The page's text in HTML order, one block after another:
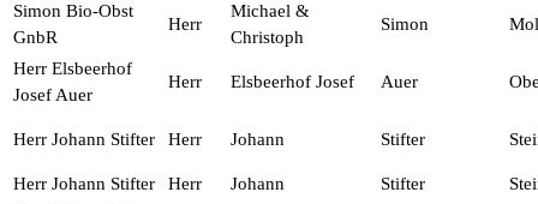
Simon Bio-Obst
GnbR
Herr
Michael &
Christoph
Simon
Herr Elsbeerhof
Josef Auer
Herr Elsbeerhof Josef Auer
Herr Johann Stifter Herr Johann Stifter
Herr Johann Stifter Herr Johann Stifter